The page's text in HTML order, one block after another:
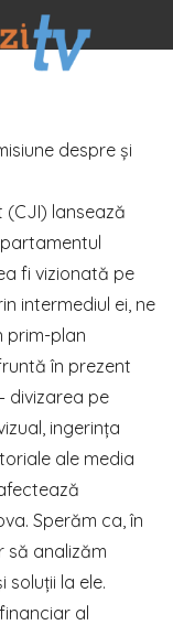
despre și
(CJI) lansează
fi vizionată pe
intermediul ei, ne
prim-plan
în prezent
divizarea pe
ingerința
ale media
Sperăm ca, în
să analizăm
la ele.
al